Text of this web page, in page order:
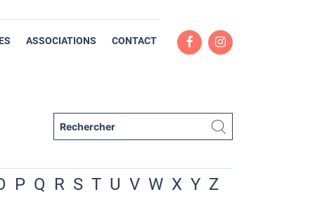
ASSOCIATIONS CONTACT
P Q R S T U V W X Y Z